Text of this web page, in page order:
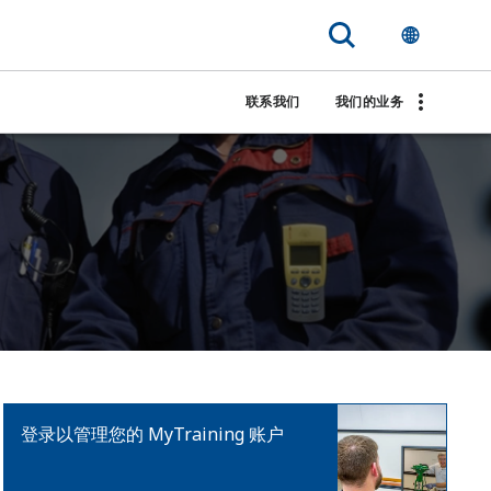
联系我们 我们的业务
登录以管理您的 MyTraining 账户